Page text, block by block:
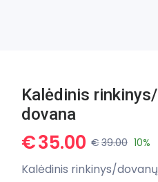
Kalėdinis
dovana
€35.00 €39.00 10%
Kalėdinis rinkinys/